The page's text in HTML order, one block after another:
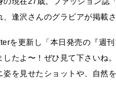
、逢沢さんのグラビアが掲載
を更新し「本日発売の『週
たよ〜！ぜひ見て下さいね
を見せたショットや、自然